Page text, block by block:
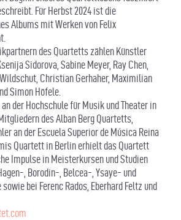
Für Herbst 2024 ist die
Albums mit Werken von Felix
des Quartetts zählen Künstler
Sidorova, Sabine Meyer, Ray Chen,
Christian Gerhaher, Maximilian
Simon Höfele.
der Hochschule für Musik und Theater in
des Alban Berg Quartetts,
an der Escuela Superior de Música Reina
Quartett in Berlin erhielt das Quartett
Impulse in Meisterkursen und Studien
, Borodin-, Belcea-, Ysaye- und
bei Ferenc Rados, Eberhard Feltz und